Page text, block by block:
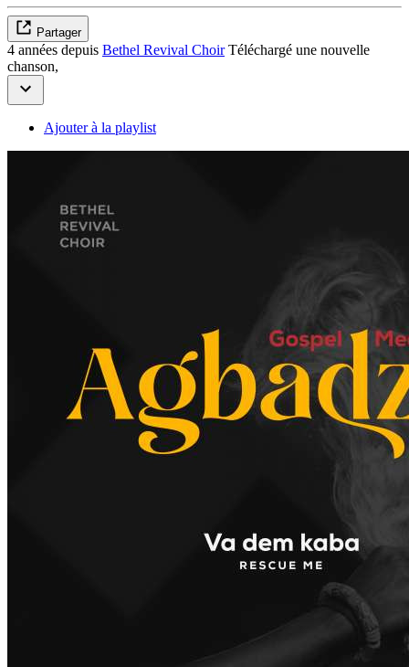
Partager
4 années depuis Bethel Revival ChoirTéléchargé une nouvelle
chanson,
Ajouter à la playlist